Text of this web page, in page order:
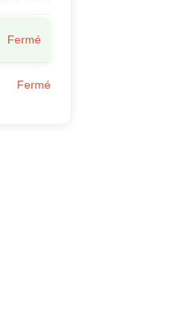
Fermé
Fermé